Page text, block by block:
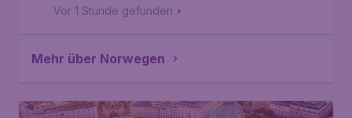
Vor 1 Stunde gefunden •
Mehr über Norwegen